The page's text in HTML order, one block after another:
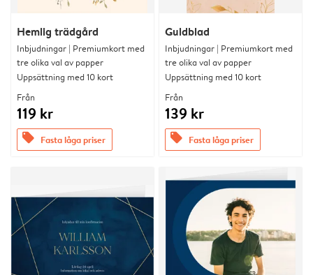
Hemlig trädgård
Inbjudningar | Premiumkort med
tre olika val av papper
Uppsättning med 10 kort
Från
119 kr
offers Fasta låga priser
Guldblad
Inbjudningar | Premiumkort med
tre olika val av papper
Uppsättning med 10 kort
Från
139 kr
offers Fasta låga priser